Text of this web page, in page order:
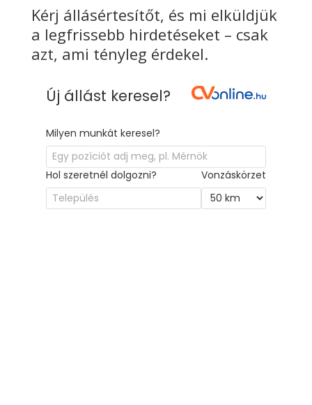
Kérj állásértesítőt, és mi elküldjük
a legfrissebb hirdetéseket – csak
azt, ami tényleg érdekel.